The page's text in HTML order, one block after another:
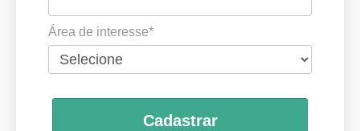
Área de interesse*
Cadastrar